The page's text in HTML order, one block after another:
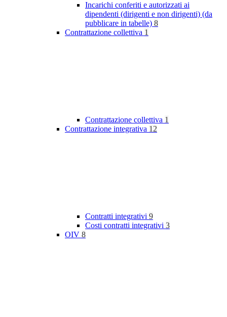
Incarichi conferiti e autorizzati ai
dipendenti (dirigenti e non dirigenti) (da
pubblicare in tabelle) 8
Contrattazione collettiva 1
Contrattazione collettiva 1
Contrattazione integrativa 12
Contratti integrativi 9
Costi contratti integrativi 3
OIV 8